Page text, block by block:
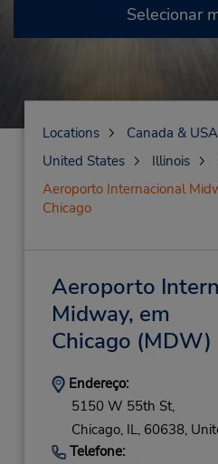
Selecionar
Locations
Canada & USA
United States
Illinois
Aeroporto Internacional
Chicago
Aeroporto
Midway, em
Chicago (MDW)
Endereço:
5150 W 55th St,
Chicago, IL, 60638,
Telefone: